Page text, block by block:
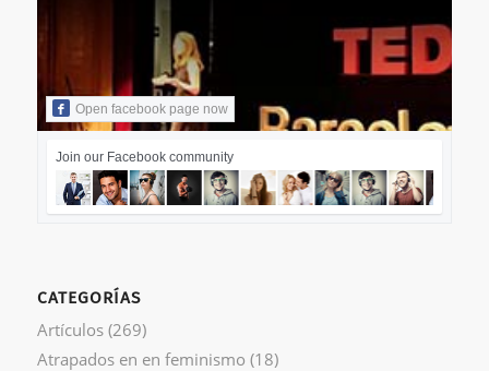
Open facebook page now
Join our Facebook community
CATEGORÍAS
Artículos(269)
Atrapados en en feminismo (18)